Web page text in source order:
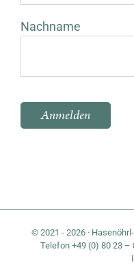
Nachname
Bitte lasse dieses
© 2021 - 2026 ·
Telefon +49 (0) 80 23 –